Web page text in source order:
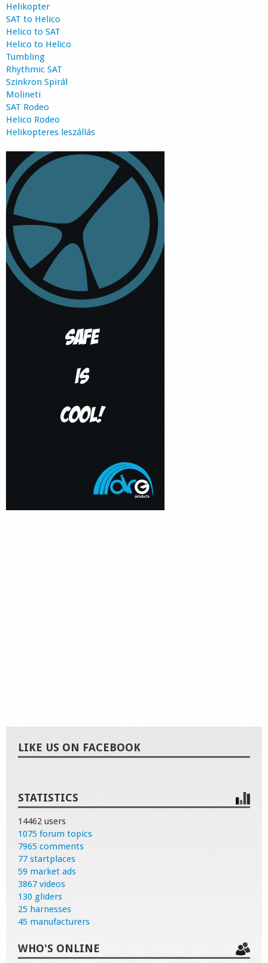
Helikopter
SAT to Helico
Helico to SAT
Helico to Helico
Tumbling
Rhythmic SAT
Szinkron Spirál
Molineti
SAT Rodeo
Helico Rodeo
Helikopteres leszállás
LIKE US ON FACEBOOK
STATISTICS
14462 users
1075 forum topics
7965 comments
77 startplaces
59 market ads
3867 videos
130 gliders
25 harnesses
45 manufacturers
WHO'S ONLINE